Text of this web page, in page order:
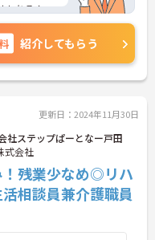
もちろん、
たいという
で、働きな
す。
イベート
せくださ
紹介してもらう
更新日：2024年11月30日
社ステップぱーとなー戸田
式会社
！残業少なめ◎リハ
相談員兼介護職員